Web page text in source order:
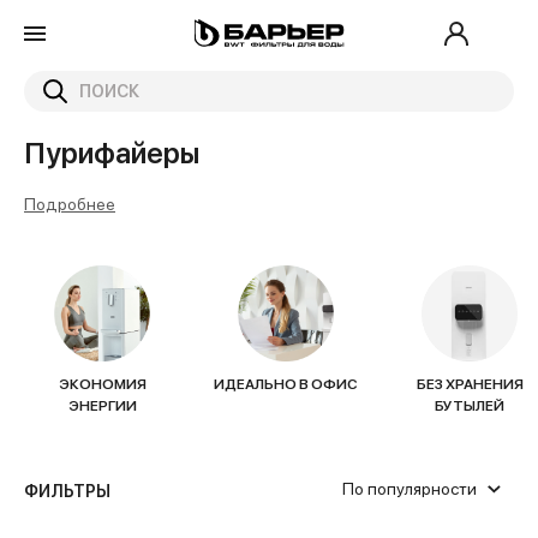
Главная Каталог
Пурифайеры
Подробнее
ЭКОНОМИЯ
ЭНЕРГИИ
ИДЕАЛЬНО В ОФИС
БЕЗ ХРАНЕНИЯ
БУТЫЛЕЙ
ФИЛЬТРЫ По популярности